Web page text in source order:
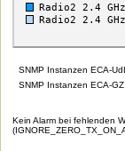
SNMP Instanzen ECA-
SNMP Instanzen ECA-GZ
Kein Alarm bei fehlenden